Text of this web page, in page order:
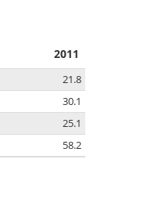
2011
21.8
30.1
25.1
58.2